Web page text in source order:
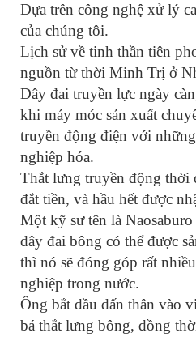
Dựa trên công nghệ xử lý
của chúng tôi.
Lịch sử về tinh thần tiên
nguồn từ thời Minh Trị ở
Dây đai truyền lực ngày
khi máy móc sản xuất
truyền động điện với
nghiệp hóa.
Thắt lưng truyền động thời
đắt tiền, và hầu hết được
Một kỹ sư tên là
dây đai bông có thể được
thì nó sẽ đóng góp rất
nghiệp trong nước.
Ông bắt đầu dấn thân vào
bá thắt lưng bông, đồng